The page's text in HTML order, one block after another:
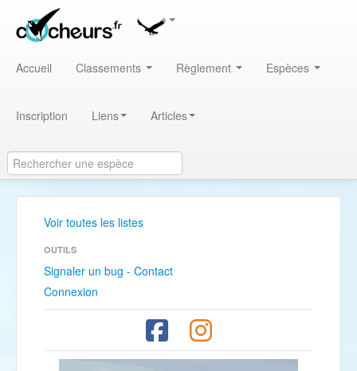
Accueil Classements Règlement Espèces
Inscription Liens Articles
Voir toutes les listes
OUTILS
Signaler un bug - Contact
Connexion